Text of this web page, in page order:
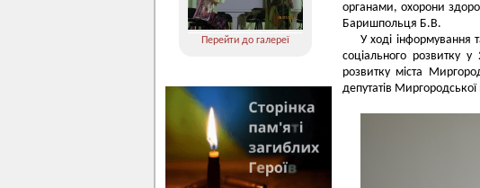
Перейти до галереї
органами, охорони
Баришпольця Б.В.
У ході інформування
соціального розвитку
розвитку міста
депутатів